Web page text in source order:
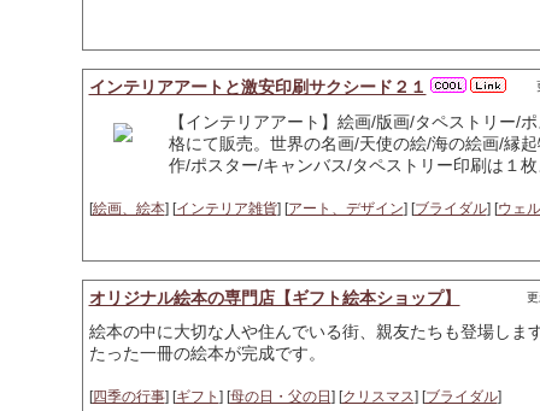
インテリアアートと激安印刷サクシード２１
【インテリアアート】絵画/版画/タペストリー/
格にて販売。世界の名画/天使の絵/海の絵画/縁
作/ポスター/キャンバス/タペストリー印刷は１
[絵画、絵本] [インテリア雑貨] [アート、デザイン] [ブライダル] [ウェ
オリジナル絵本の専門店【ギフト絵本ショップ】
絵本の中に大切な人や住んでいる街、親友たちも登場しま
たった一冊の絵本が完成です。
[四季の行事] [ギフト ] [母の日・父の日 ] [クリスマス] [ブライダル]